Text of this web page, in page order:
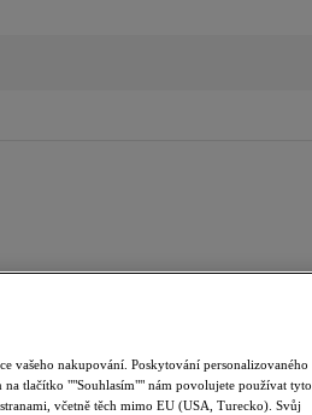
položky.
vašeho nakupování. Poskytování personalizovaného
tlačítko ""Souhlasím"" nám povolujete používat tyto
včetně těch mimo EU (USA, Turecko). Svůj